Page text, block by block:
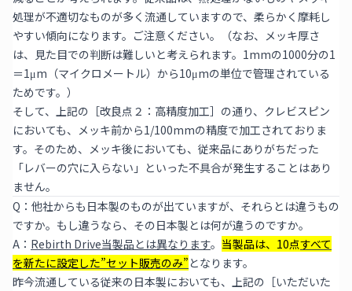
処理が不適切なものが多く流通していますので、柔らかく摩耗し
やすい傾向になります。ご注意ください。（なお、メッキ厚さ
は、見た目での判断は難しいと考えられます。1mmの1000分の1
＝1μm（マイクロメートル）から10μmの単位で管理されている
ためです。）
そして、上記の［改良点２：高精度加工］の通り、クレビスピン
においても、メッキ前から1/100mmの精度で加工されておりま
す。そのため、メッキ後においても、従来品にありがちだった
「レバーの穴に入らない」といった不具合が発生することはあり
ません。
Q：他社からも日本製のものが出ていますが、それらとは違うもの
ですか。もし違うなら、その日本製とは何が違うのですか。
A： Rebirth Drive当製品とは異なります。 当製品は、10点すべて
を新たに設定した”セット販売のみ”となります。
昨今流通している従来の日本製においても、上記の［いただいた